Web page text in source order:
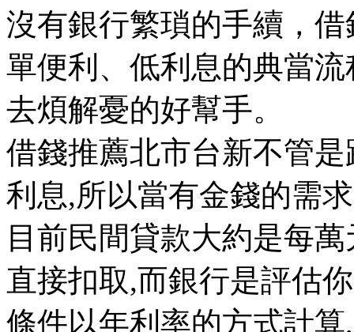
沒有銀行繁瑣的手續，
單便利、低利息的典當
去煩解憂的好幫手。
借錢推薦北市台新不管
利息,所以當有金錢的需
目前民間貸款大約是每
直接扣取,而銀行是評估
條件以年利率的方式計